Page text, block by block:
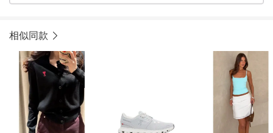
相似同款